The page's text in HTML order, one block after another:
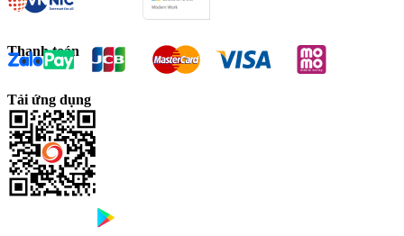
Thanh toán
Tải ứng dụng